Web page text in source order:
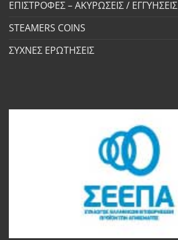
ΕΠΙΣΤΡΟΦΕΣ – ΑΚΥΡΩΣΕΙΣ / ΕΓΓΥΗΣΕΙΣ
STEAMERS COINS
ΣΥΧΝΕΣ ΕΡΩΤΗΣΕΙΣ